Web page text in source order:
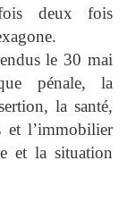
deux fois
le 30 mai
pénale, la
la santé,
et l’immobilier
et la situation